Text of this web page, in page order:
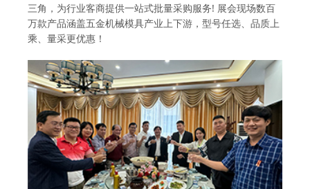
三角，为行业客商提供一站式批量采购服务! 展会现场数百
万款产品涵盖五金机械模具产业上下游，型号任选、品质上
乘、量采更优惠！